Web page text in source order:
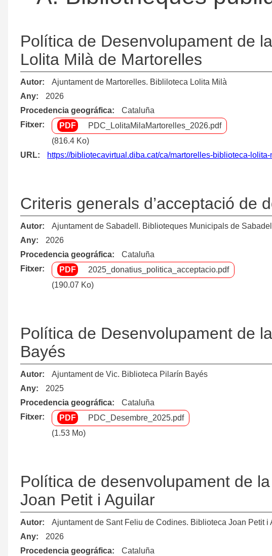
Política de Desenvolupament de
Lolita Milà de Martorelles
Autor
Ajuntament de Martorelles. Bibliloteca Lolita Milà
Any
2026
Procedencia geográfica
Cataluña
Fitxer
PDC_LolitaMilaMartorelles_2026.pdf
(816.4 Ko)
URL
https://bibliotecavirtual.diba.cat/ca/martorelles-biblioteca-lolita-
Criteris generals d’acceptació de
Autor
Ajuntament de Sabadell. Biblioteques Municipals de Sabadell
Any
2026
Procedencia geográfica
Cataluña
Fitxer
2025_donatius_politica_acceptacio.pdf
(190.07 Ko)
Política de Desenvolupament de
Bayés
Autor
Ajuntament de Vic. Biblioteca Pilarín Bayés
Any
2025
Procedencia geográfica
Cataluña
Fitxer
PDC_Desembre_2025.pdf
(1.53 Mo)
Política de desenvolupament de
Joan Petit i Aguilar
Autor
Ajuntament de Sant Feliu de Codines. Biblioteca Joan Petit i
Any
2026
Procedencia geográfica
Cataluña